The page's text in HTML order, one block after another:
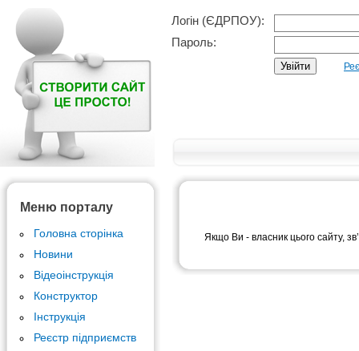
Логін (ЄДРПОУ):
Пароль:
Меню порталу
Головна сторінка
Новини
Відеоінструкція
Конструктор
Інструкція
Реєстр підприємств
Якщо Ви - власник цього сайту,